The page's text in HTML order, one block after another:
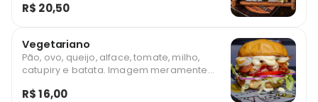
R$ 20,50
Vegetariano
Pão, ovo, queijo, alface, tomate, milho,
catupiry e batata. Imagem meramente
R$ 16,00